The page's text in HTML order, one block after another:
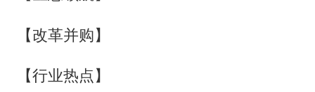
【改革并购】
【行业热点】